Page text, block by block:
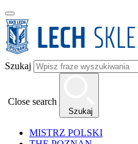
Szukaj
Close search
Szukaj
MISTRZ POLSKI